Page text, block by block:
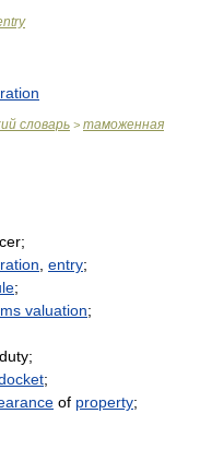
словарь > таможенная
entry;
;
valuation;
duty;
;
of property;